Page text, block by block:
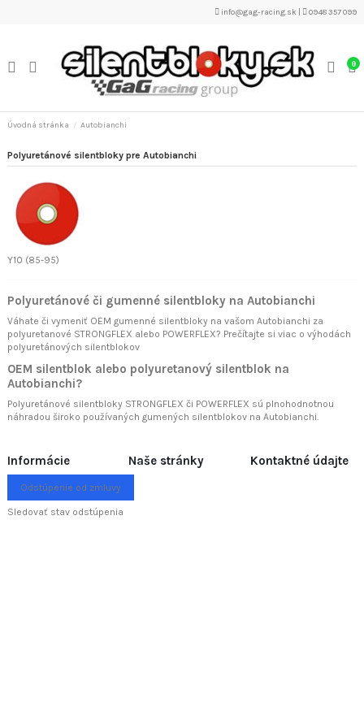
info@gag-racing.sk 0948 357 099
0
Úvodná stránka Autobianchi
Polyuretánové silentbloky pre Autobianchi
Y10 (85-95)
Polyuretánové či gumenné silentbloky na Autobianchi
Váhate či vymeniť OEM gumenné silentbloky na vašom Autobianchi za
polyuretanové STRONGFLEX alebo POWERFLEX? Prečítajte si viac o výhodách
polyuretánových silentblokov
OEM silentblok alebo polyuretanový silentblok na
Autobianchi?
Polyuretánové silentbloky STRONGFLEX či POWERFLEX sú plnohodnotnou
náhradou široko používaných gumených silentblokov na Autobianchi.
Informácie Naše stránky Kontaktné údajte
Odstúpenie od zmluvy
Sledovať stav odstúpenia